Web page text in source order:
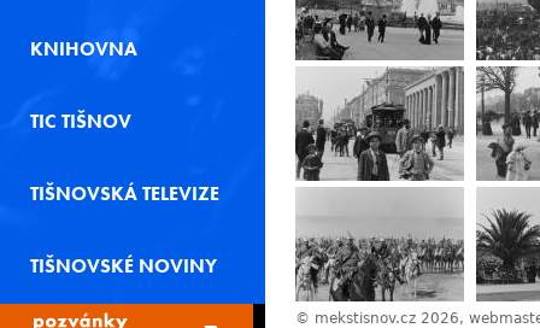
© mekstisnov.cz 2026,
KNIHOVNA
TIC TIŠNOV
TIŠNOVSKÁ TELEVIZE
TIŠNOVSKÉ NOVINY